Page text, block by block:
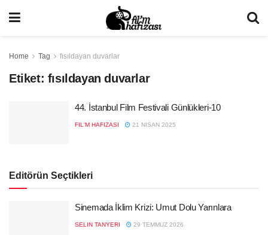
Home Tag fısıldayan duvarlar
Etiket: fısıldayan duvarlar
44. İstanbul Film Festivali Günlükleri-10
FIL'M HAFIZASI 21 NISAN 2025
Editörün Seçtikleri
Sinemada İklim Krizi: Umut Dolu Yarınlara
SELIN TANYERI 29 TEMMUZ 2026